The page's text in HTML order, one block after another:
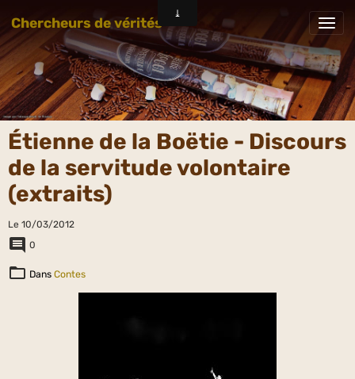
Chercheurs de vérités
Étienne de la Boëtie - Discours
de la servitude volontaire
(extraits)
Le 10/03/2012
0
Dans Contes